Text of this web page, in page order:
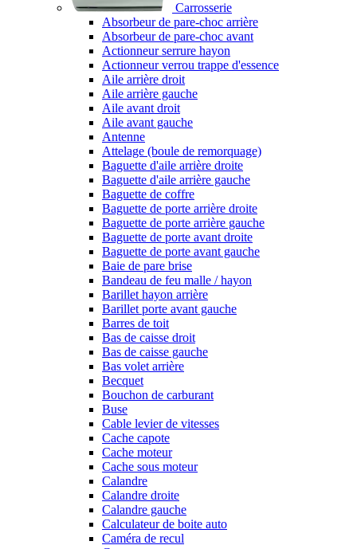
Carrosserie
Absorbeur de pare-choc arrière
Absorbeur de pare-choc avant
Actionneur serrure hayon
Actionneur verrou trappe d'essence
Aile arrière droit
Aile arrière gauche
Aile avant droit
Aile avant gauche
Antenne
Attelage (boule de remorquage)
Baguette d'aile arrière droite
Baguette d'aile arrière gauche
Baguette de coffre
Baguette de porte arrière droite
Baguette de porte arrière gauche
Baguette de porte avant droite
Baguette de porte avant gauche
Baie de pare brise
Bandeau de feu malle / hayon
Barillet hayon arrière
Barillet porte avant gauche
Barres de toit
Bas de caisse droit
Bas de caisse gauche
Bas volet arrière
Becquet
Bouchon de carburant
Buse
Cable levier de vitesses
Cache capote
Cache moteur
Cache sous moteur
Calandre
Calandre droite
Calandre gauche
Calculateur de boite auto
Caméra de recul